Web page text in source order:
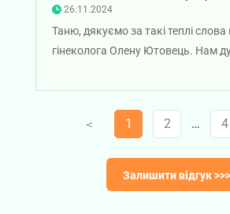
почуваю. Всі 9 місяців було дуже
Зручно, що в одній клініці можна
(крім самих пологів))) Дякую 🤗
26.11.2024
Таню, дякуємо за такі теплі
гінеколога Олену Ютовець. Нам
що ви залишилися задоволені
підтримкою протягом цього
вашому житті. Бажаємо вам та
здоров’я!
V 1 2 … 4
Залишити відгук >>>